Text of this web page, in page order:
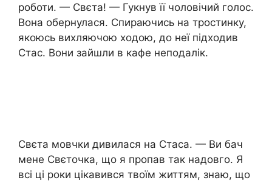
роботи. — Свєта! — Гукнув її чоловічий голос.
Вона обернулася. Спираючись на тростинку,
якоюсь вихляючою ходою, до неї підходив
Стас. Вони зайшли в кафе неподалік.
Свєта мовчки дивилася на Стаса. — Ви бач
мене Свєточка, що я пропав так надовго. Я
всі ці роки цікавився твоїм життям, знаю, що